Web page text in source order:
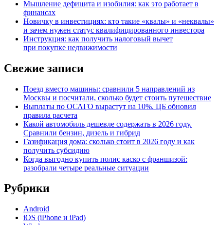
Мышление дефицита и изобилия: как это работает в
финансах
Новичку в инвестициях: кто такие «квалы» и «неквалы»
и зачем нужен статус квалифицированного инвестора
Инструкция: как получить налоговый вычет
при покупке недвижимости
Свежие записи
Поезд вместо машины: сравнили 5 направлений из
Москвы и посчитали, сколько будет стоить путешествие
Выплаты по ОСАГО вырастут на 10%. ЦБ обновил
правила расчета
Какой автомобиль дешевле содержать в 2026 году.
Сравнили бензин, дизель и гибрид
Газификация дома: сколько стоит в 2026 году и как
получить субсидию
Когда выгодно купить полис каско с франшизой:
разобрали четыре реальные ситуации
Рубрики
Android
iOS (iPhone и iPad)